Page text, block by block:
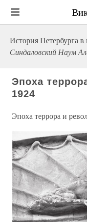
История Петербурга в
Синдаловский Наум
Эпоха
1924
Эпоха террора и